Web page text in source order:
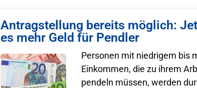
Antragstellung bereits möglich:
es mehr Geld für Pendler
Personen mit niedrigem bis
Einkommen, die zu ihrem
pendeln müssen, werden